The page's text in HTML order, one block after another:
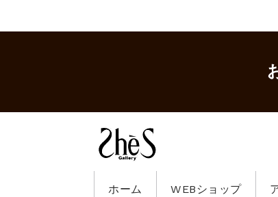
ホーム WEBショップ
ご案内 2023.2.25 ギャラリーシーズ